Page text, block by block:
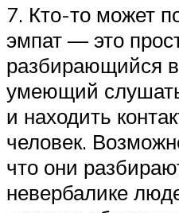
7. Кто-то может
эмпат — это
разбирающийся
умеющий
и находить
человек.
что они
невербалике